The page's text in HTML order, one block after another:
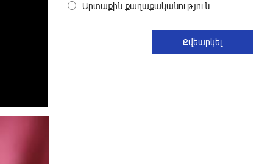
with the partnership of Converse SME
Արտաքին քաղաքականություն